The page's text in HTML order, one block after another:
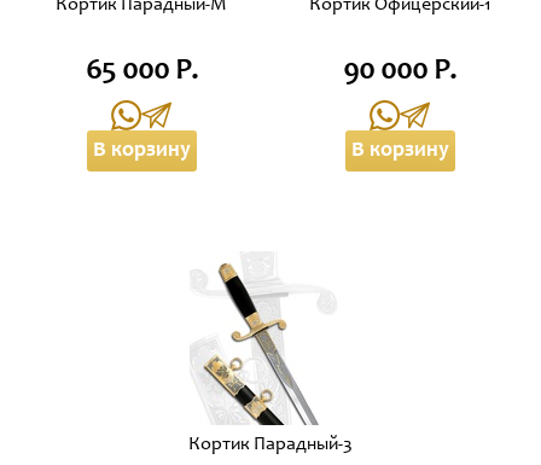
Кортик Парадный-М
65 000 Р.
В корзину
Кортик Офицерский-1
90 000 Р.
В корзину
Кортик Парадный-3